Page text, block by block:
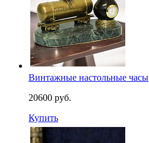
Винтажные настольные часы
20600 руб.
Купить